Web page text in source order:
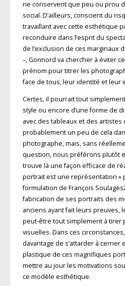
ne conservent que peu ou prou
social. D’ailleurs, conscient du
travaillant avec cette esthétique
reconduire dans l’esprit du
de l’exclusion de ces marginaux
–, Gonnord va chercher à éviter
prénom pour titrer les
face de tous, leur identité et leur
Certes, il pourrait tout simplement
style ou encore d’une forme de
avec des tableaux et des artistes
probablement un peu de cela
photographe, mais, sans
question, nous préférons plutôt
trouve là une façon efficace de
portrait est une représentation »
formulation de François
fabrication de ses portraits des
anciens ayant fait leurs preuves,
peut-être tout simplement à tirer
visuelles. Dans ces
davantage de s’attarder à cerner
plastique de ces magnifiques
mettre au jour les motivations
ce modèle esthétique.